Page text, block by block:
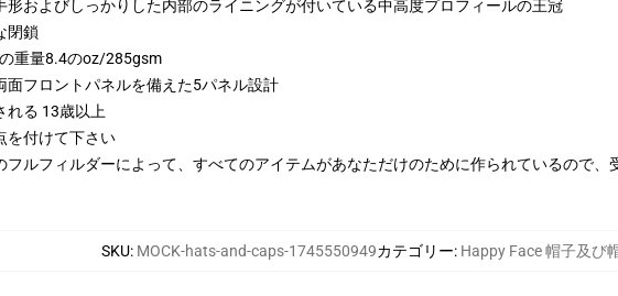
形およびしっかりした内部のライニングが付いている中高度プロフィールの王冠
閉鎖
重量8.4のoz/285gsm
面フロントパネルを備えた5パネル設計
れる 13歳以上
を付けて下さい
フルフィルダーによって、すべてのアイテムがあなただけのために作られているので
SKU: MOCK-hats-and-caps-1745550949カテゴリー: Happy Face 帽子及び